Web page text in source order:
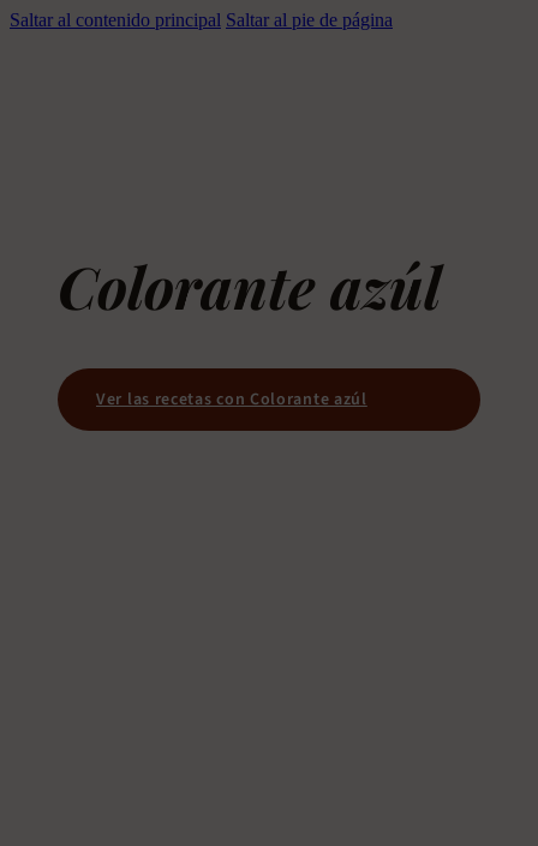
Saltar al contenido principal Saltar al pie de página
Colorante azúl
Ver las recetas con Colorante azúl